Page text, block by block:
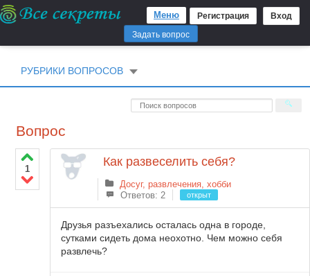
Регистрация Вход
Меню
Задать вопрос
РУБРИКИ ВОПРОСОВ
Вопрос
1
Как развеселить себя?
Досуг, развлечения, хобби
Ответов: 2
открыт
Друзья разъехались осталась одна в городе,
сутками сидеть дома неохотно. Чем можно себя
развлечь?